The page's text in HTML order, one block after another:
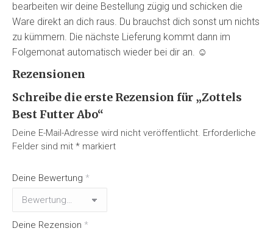
bearbeiten wir deine Bestellung zügig und schicken die
Ware direkt an dich raus. Du brauchst dich sonst um nichts
zu kümmern. Die nächste Lieferung kommt dann im
Folgemonat automatisch wieder bei dir an. ☺️
Rezensionen
Schreibe die erste Rezension für „Zottels
Best Futter Abo“
Deine E-Mail-Adresse wird nicht veröffentlicht. Erforderliche
Felder sind mit * markiert
Deine Bewertung *
Deine Rezension *